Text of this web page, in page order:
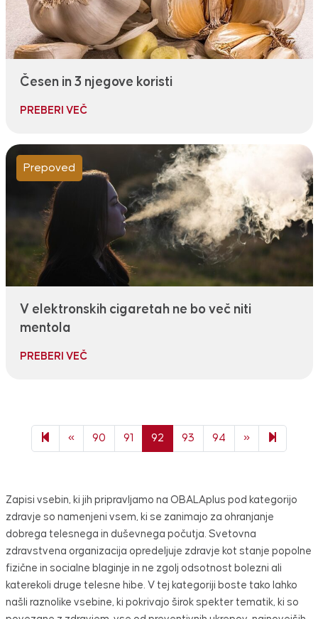
Česen in 3 njegove koristi
PREBERI VEČ
Prepoved
V elektronskih cigaretah ne bo več niti
mentola
PREBERI VEČ
«Previous page
90 91 92 93 94 »Next page
Zapisi vsebin, ki jih pripravljamo na OBALAplus pod kategorijo
zdravje so namenjeni vsem, ki se zanimajo za ohranjanje
dobrega telesnega in duševnega počutja. Svetovna
zdravstvena organizacija opredeljuje zdravje kot stanje popolne
fizične in socialne blaginje in ne zgolj odsotnost bolezni ali
katerekoli druge telesne hibe. V tej kategoriji boste tako lahko
našli raznolike vsebine, ki pokrivajo širok spekter tematik, ki so